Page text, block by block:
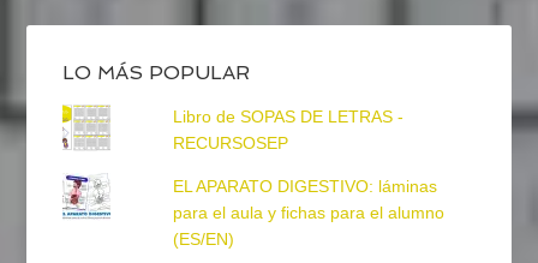
LO MÁS POPULAR
Libro de SOPAS DE LETRAS -
RECURSOSEP
EL APARATO DIGESTIVO: láminas
para el aula y fichas para el alumno
(ES/EN)